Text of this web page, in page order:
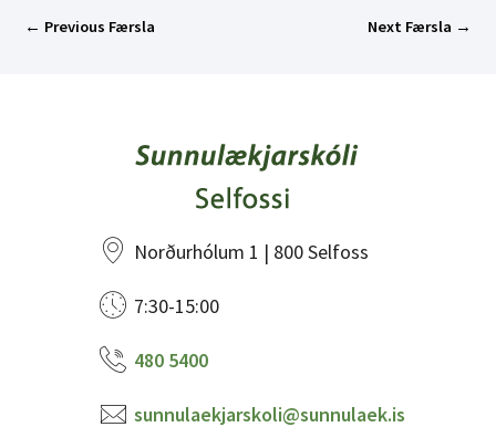
← Previous Færsla Next Færsla →
Norðurhólum 1 | 800 Selfoss
7:30-15:00
480 5400
sunnulaekjarskoli@sunnulaek.is